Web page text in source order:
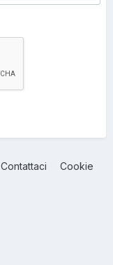
Contattaci Cookie